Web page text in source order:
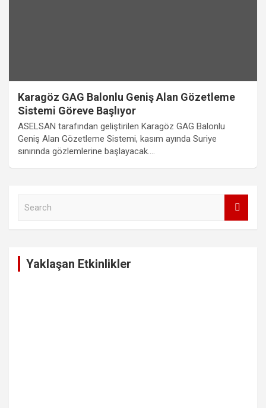
Karagöz GAG Balonlu Geniş Alan Gözetleme
Sistemi Göreve Başlıyor
ASELSAN tarafından geliştirilen Karagöz GAG Balonlu
Geniş Alan Gözetleme Sistemi, kasım ayında Suriye
sınırında gözlemlerine başlayacak.…
Yaklaşan Etkinlikler